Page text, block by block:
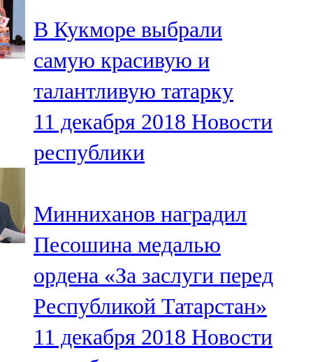
Чүпрәле
91,0 FM
Шәмәрдән
102,3 FM
Яңа чишмә
Яр Чаллы
105,5 FM
В Кукморе выбрали
самую красивую и
талантливую татарку
11 декабря 2018 Новости
республики
Минниханов наградил
Песошина медалью
ордена «За заслуги перед
Республикой Татарстан»
11 декабря 2018 Новости